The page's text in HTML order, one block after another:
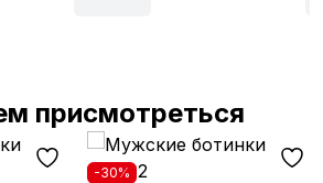
присмотреться
-30%